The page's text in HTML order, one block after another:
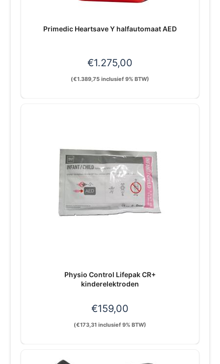
Primedic Heartsave Y halfautomaat AED
€1.275,00
(€1.389,75 inclusief 9% BTW)
Physio Control Lifepak CR+
kinderelektroden
€159,00
(€173,31 inclusief 9% BTW)